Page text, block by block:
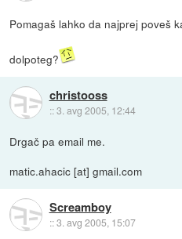
Pomagaš lahko da najprej poveš
dolpoteg?
christooss
::3. avg 2005, 12:44
Drgač pa email me.
matic.ahacic [at] gmail.com
Screamboy
::3. avg 2005, 15:07